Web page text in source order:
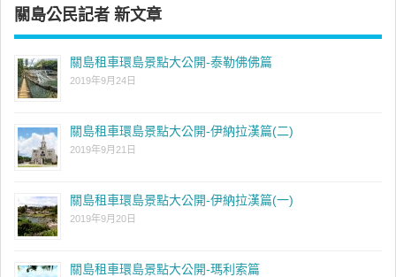
關島公民記者 新文章
關島租車環島景點大公開-泰勒佛佛篇
2019年9月24日
關島租車環島景點大公開-伊納拉漢篇(二)
2019年9月21日
關島租車環島景點大公開-伊納拉漢篇(一)
2019年9月20日
關島租車環島景點大公開-瑪利索篇